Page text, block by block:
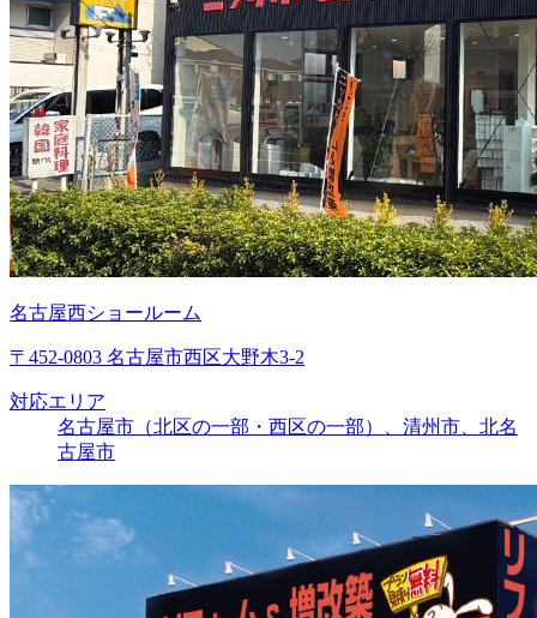
名古屋西ショールーム
〒452-0803 名古屋市西区大野木3-2
対応エリア
名古屋市（北区の一部・西区の一部）、清州市、北名
古屋市